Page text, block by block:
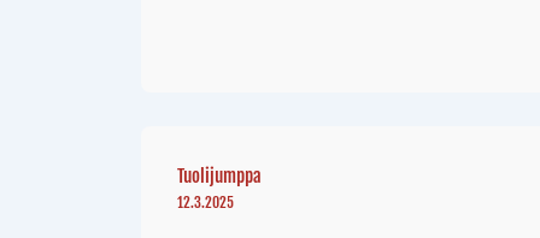
Tuolijumppa
12.3.2025